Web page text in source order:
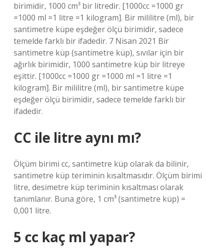
birimidir, 1000 cm³ bir litredir. [1000cc =1000 gr
=1000 ml =1 litre =1 kilogram]. Bir mililitre (ml), bir
santimetre küpe eşdeğer ölçü birimidir, sadece
temelde farklı bir ifadedir. 7 Nisan 2021 Bir
santimetre küp (santimetre küp), sıvılar için bir
ağırlık birimidir, 1000 santimetre küp bir litreye
eşittir. [1000cc =1000 gr =1000 ml =1 litre =1
kilogram]. Bir mililitre (ml), bir santimetre küpe
eşdeğer ölçü birimidir, sadece temelde farklı bir
ifadedir.
CC ile litre aynı mı?
Ölçüm birimi cc, santimetre küp olarak da bilinir,
santimetre küp teriminin kısaltmasıdır. Ölçüm birimi
litre, desimetre küp teriminin kısaltması olarak
tanımlanır. Buna göre, 1 cm³ (santimetre küp) =
0,001 litre.
5 cc kaç ml yapar?